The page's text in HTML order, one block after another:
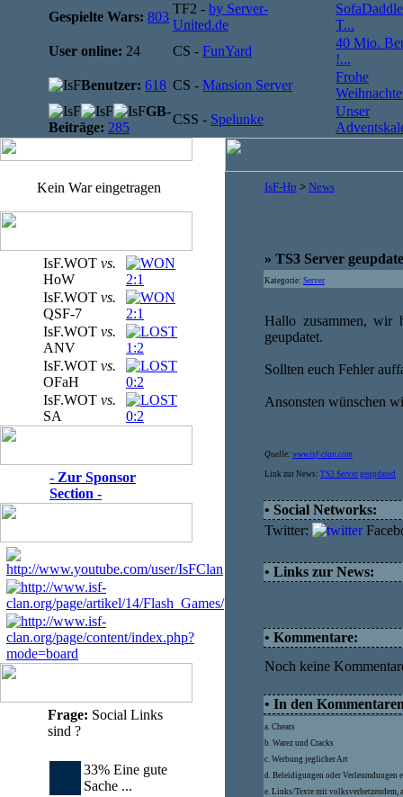
Gespielte Wars: 803
TF2 - by Server-
United.de
T...
User online: 24 CS - FunYard
40 Mio.
!...
Benutzer: 618 CS - Mansion Server
Frohe
GB-
Beiträge: 285
CSS - Spelunke
Unser
Kein War eingetragen
IsF.WOT vs.
HoW
2:1
IsF.WOT vs.
QSF-7
2:1
IsF.WOT vs.
ANV
1:2
IsF.WOT vs.
OFaH
0:2
IsF.WOT vs.
SA
0:2
- Zur Sponsor
Section -
Frage: Social Links
sind ?
33% Eine gute
Sache ...
IsF-Hp > News
» TS3 Server
Kategorie: Server
Hallo zusammen, wir
geupdatet.
Sollten euch Fehler
Ansonsten wünschen
Quelle: www.isf-clan.com
Link zur News: TS3 Server geupdated
• Social Networks:
Twitter:
• Links zur News:
• Kommentare:
Noch keine
• In den
a. Cheats
b. Warez und Cracks
c. Werbung jeglicher Art
d. Beleidigungen oder Verleumdungen
e. Links/Texte mit volksverhetzendem,